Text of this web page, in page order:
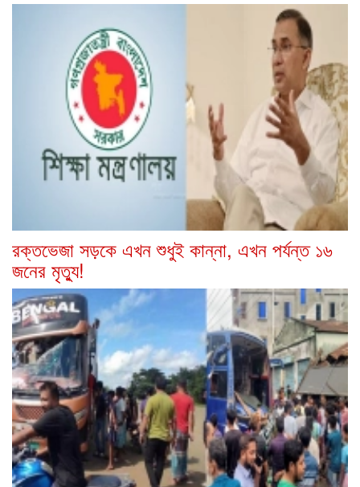
রক্তভেজা সড়কে এখন শুধুই কান্না, এখন পর্যন্ত ১৬
জনের মৃত্যু!